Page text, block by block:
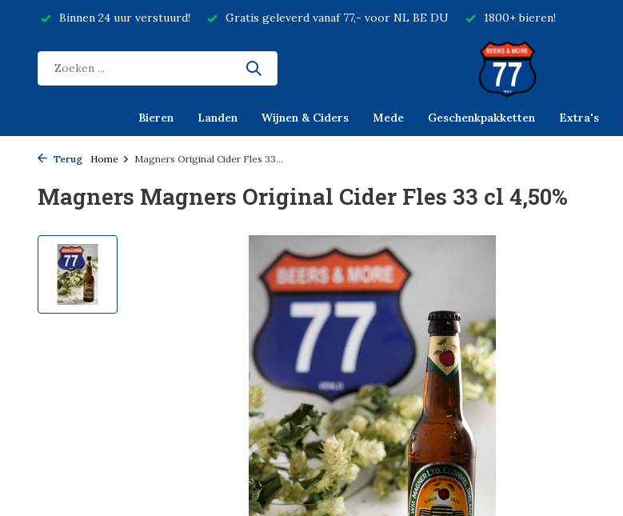
Binnen 24 uur verstuurd! Gratis geleverd vanaf 77,- voor NL BE DU 1800+ bieren!
Bieren Landen Wijnen & Ciders Mede Geschenkpakketten Extra's
Terug Home Magners Original Cider Fles 33...
Magners Magners Original Cider Fles 33 cl 4,50%